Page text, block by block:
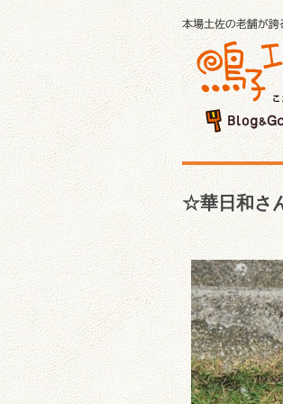
☆華日和さ